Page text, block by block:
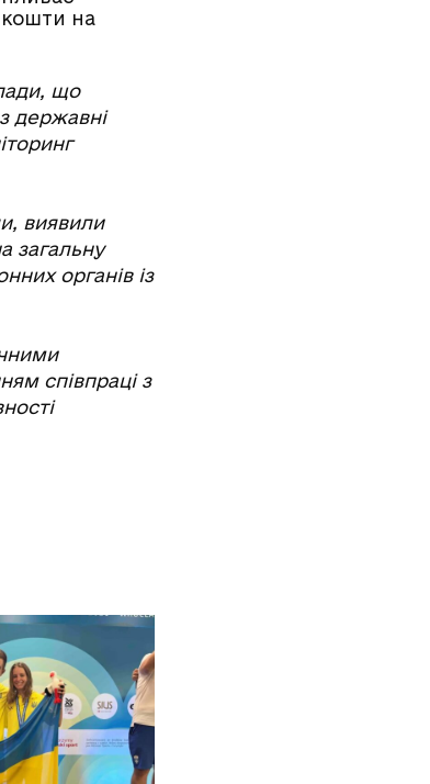
кошти на
що
державні
виявили
загальну
органів із
співпраці з